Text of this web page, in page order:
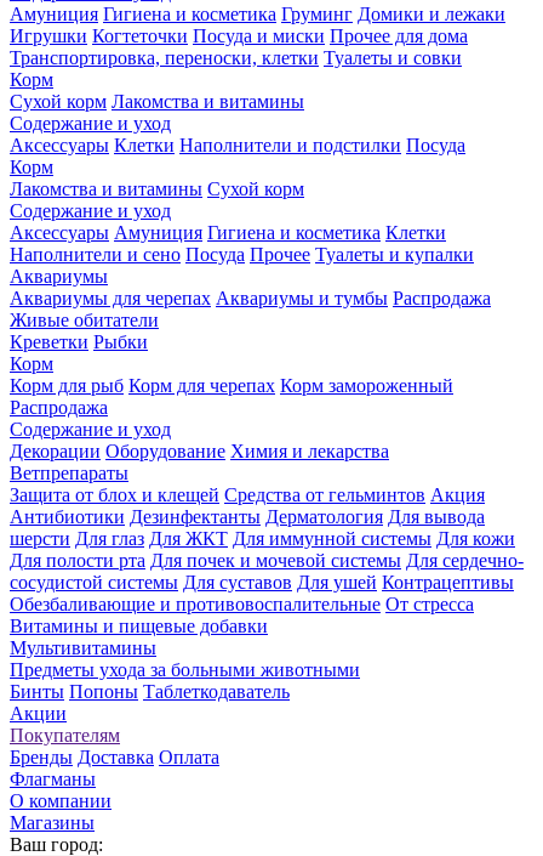
Амуниция Гигиена и косметика Груминг Домики и лежаки
Игрушки Когтеточки Посуда и миски Прочее для дома
Транспортировка, переноски, клетки Туалеты и совки
Корм
Сухой корм Лакомства и витамины
Содержание и уход
Аксессуары Клетки Наполнители и подстилки Посуда
Корм
Лакомства и витамины Сухой корм
Содержание и уход
Аксессуары Амуниция Гигиена и косметика Клетки
Наполнители и сено Посуда Прочее Туалеты и купалки
Аквариумы
Аквариумы для черепах Аквариумы и тумбы Распродажа
Живые обитатели
Креветки Рыбки
Корм
Корм для рыб Корм для черепах Корм замороженный
Распродажа
Содержание и уход
Декорации Оборудование Химия и лекарства
Ветпрепараты
Защита от блох и клещей Средства от гельминтов Акция
Антибиотики Дезинфектанты Дерматология Для вывода
шерсти Для глаз Для ЖКТ Для иммунной системы Для кожи
Для полости рта Для почек и мочевой системы Для сердечно-
сосудистой системы Для суставов Для ушей Контрацептивы
Обезбаливающие и противовоспалительные От стресса
Витамины и пищевые добавки
Мультивитамины
Предметы ухода за больными животными
Бинты Попоны Таблеткодаватель
Акции
Покупателям
Бренды Доставка Оплата
Флагманы
О компании
Магазины
Ваш город: